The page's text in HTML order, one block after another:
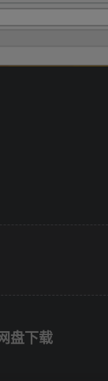
盘下载